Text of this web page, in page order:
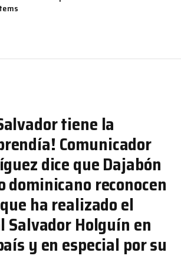
tiene la
Comunicador
dice que Dajabón
dominicano reconocen
ha realizado el
Salvador Holguín en
y en especial por su